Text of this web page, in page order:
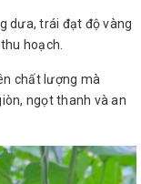
dưa, trái đạt độ vàng
hoạch.
chất lượng mà
ngọt thanh và an